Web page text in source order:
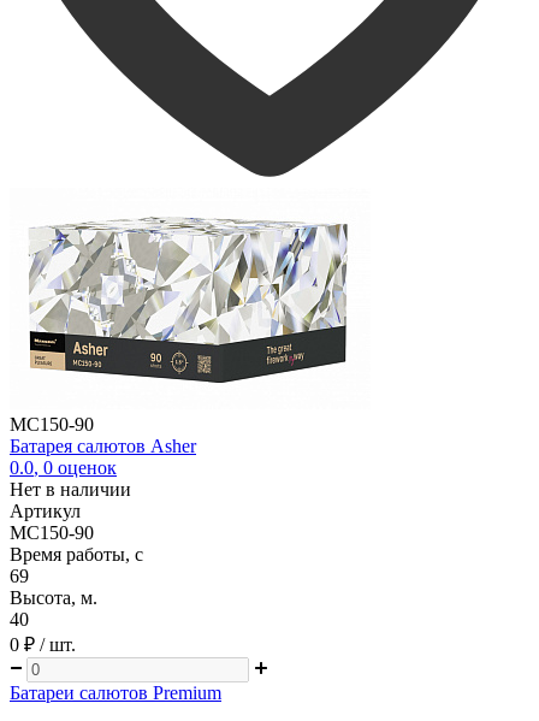
MC150-90
Батарея салютов Asher
0.0, 0 оценок
Нет в наличии
Артикул
MC150-90
Время работы, с
69
Высота, м.
40
0 ₽ / шт.
Батареи салютов Premium